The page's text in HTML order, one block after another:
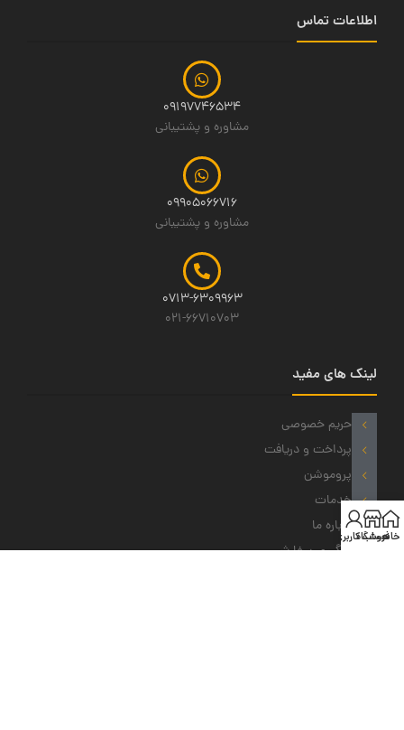
اطلاعات تماس
09197746534
مشاوره و پشتیبانی
09905066716
مشاوره و پشتیبانی
0713-6309963
021-66710703
لینک های مفید
حریم خصوصی
پرداخت و دریافت
پروموشن
خدمات
درباره ما
پیگیری سفارش
خانهفروشگاه
حساب کاربری من